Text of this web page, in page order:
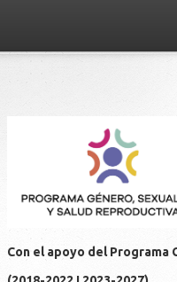
Con el apoyo del Programa